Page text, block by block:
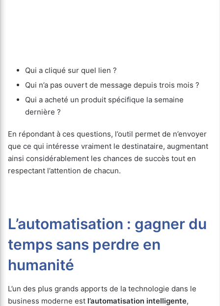
Qui a cliqué sur quel lien ?
Qui n’a pas ouvert de message depuis trois mois ?
Qui a acheté un produit spécifique la semaine
dernière ?
En répondant à ces questions, l’outil permet de n’envoyer
que ce qui intéresse vraiment le destinataire, augmentant
ainsi considérablement les chances de succès tout en
respectant l’attention de chacun.
L’automatisation : gagner du
temps sans perdre en
humanité
L’un des plus grands apports de la technologie dans le
business moderne est l’automatisation intelligente,